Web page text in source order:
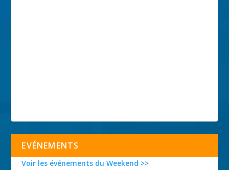
EVÉNEMENTS
Voir les événements du Weekend >>